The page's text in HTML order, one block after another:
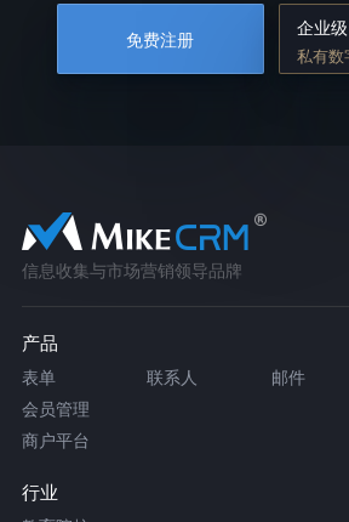
免费注册
企业级
私有数
信息收集与市场营销领导品牌
产品
表单 联系人 邮件
会员管理
商户平台
行业